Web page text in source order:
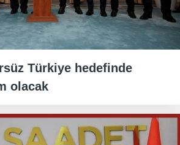
Türkiye hedefinde
olacak